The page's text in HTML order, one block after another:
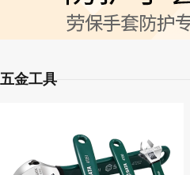
五金工具